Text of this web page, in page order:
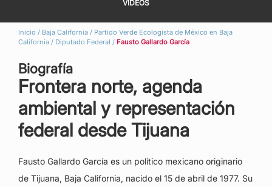
VIDEOS
Inicio / Baja California / Partido Verde Ecologista de México en Baja
California / Diputado Federal / Fausto Gallardo García
Biografía
Frontera norte, agenda
ambiental y representación
federal desde Tijuana
Fausto Gallardo García es un político mexicano originario
de Tijuana, Baja California, nacido el 15 de abril de 1977. Su